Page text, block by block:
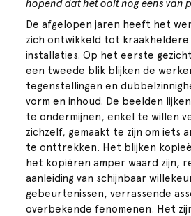
hopend dat het ooit nog eens van
De afgelopen jaren heeft het
zich ontwikkeld tot
installaties. Op het eerste
een tweede blik blijken de
tegenstellingen en
vorm en inhoud. De beelden
te ondermijnen, enkel te willen
zichzelf, gemaakt te zijn om iets
te onttrekken. Het blijken
het kopiëren amper waard zijn,
aanleiding van schijnbaar
gebeurtenissen, verrassende
overbekende fenomenen. Het